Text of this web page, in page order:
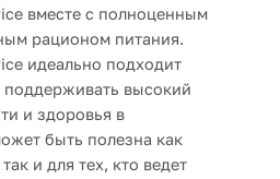
вместе с полноценным
рационом питания.
идеально подходит
поддерживать высокий
и здоровья в
быть полезна как
и для тех, кто ведет